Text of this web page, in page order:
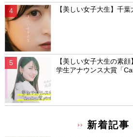
【美しい女子大生】千
【美しい女子大生の素
学生アナウンス大賞「
新着記事